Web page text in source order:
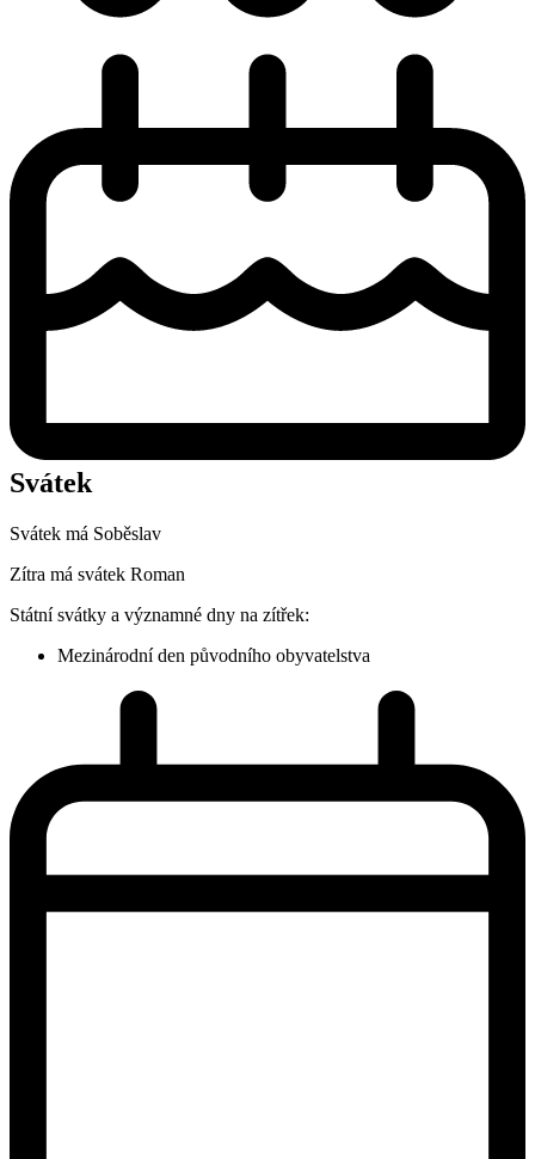
Svátek
Svátek má Soběslav
Zítra má svátek Roman
Státní svátky a významné dny na zítřek:
Mezinárodní den původního obyvatelstva